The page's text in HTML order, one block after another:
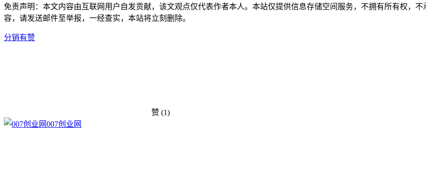
免责声明：本文内容由互联网用户自发贡献，该文观点仅代表作者本人。本站仅提供信息存储空间服务，不拥有所有权，
容，请发送邮件至举报，一经查实，本站将立刻删除。
分销有赞
赞 (1)
007创业网